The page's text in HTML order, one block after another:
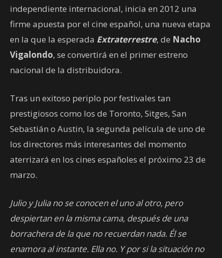
independiente internacional, inicia en 2012 una
firme apuesta por el cine español, una nueva etapa
en la que la esperada Extraterrestre, de Nacho
Vigalondo, se convertirá en el primer estreno
nacional de la distribuidora.
Tras un exitoso periplo por festivales tan
prestigiosos como los de Toronto, Sitges, San
Sebastián o Austin, la segunda película de uno de
los directores más interesantes del momento
aterrizará en los cines españoles el próximo 23 de
marzo.
Julio y Julia no se conocen el uno al otro, pero
despiertan en la misma cama, después de una
borrachera de la que no recuerdan nada. Él se
enamora al instante. Ella no. Y por si la situación no